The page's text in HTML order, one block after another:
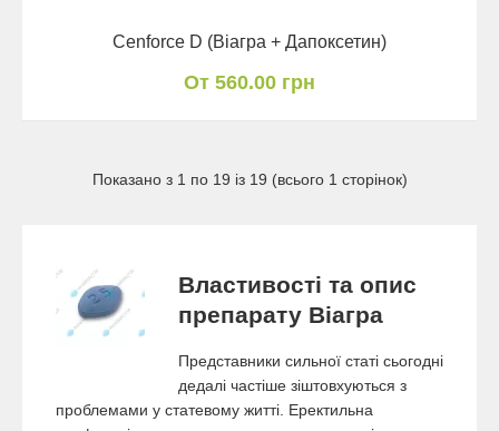
Cenforce D (Віагра + Дапоксетин)
От 560.00 грн
Показано з 1 по 19 із 19 (всього 1 сторінок)
Властивості та опис
препарату Віагра
Представники сильної статі сьогодні
дедалі частіше зіштовхуються з
проблемами у статевому житті. Еректильна